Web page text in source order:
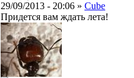
29/09/2013 - 20:06 » Cube
Придется вам ждать лета!